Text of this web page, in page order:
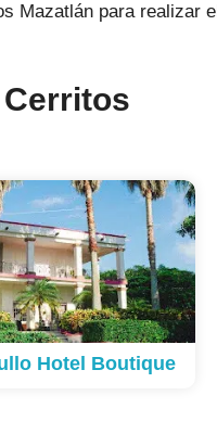
Mazatlán para realizar el
Hotel Boutique